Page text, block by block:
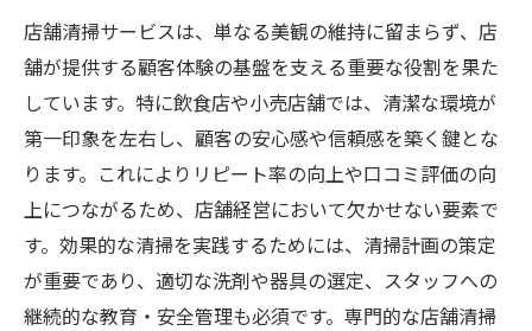
で顧客満足度アップ
店舗清掃サービスの最新トレンドとこれからの
展望
まとめ：効果的な店舗清掃サービスで持続可能
な衛生環境を実現する方法
店舗清掃サービスは、単なる美観の維持に留まらず、店
舗が提供する顧客体験の基盤を支える重要な役割を果た
しています。特に飲食店や小売店舗では、清潔な環境が
第一印象を左右し、顧客の安心感や信頼感を築く鍵とな
ります。これによりリピート率の向上や口コミ評価の向
上につながるため、店舗経営において欠かせない要素で
す。効果的な清掃を実践するためには、清掃計画の策定
が重要であり、適切な洗剤や器具の選定、スタッフへの
継続的な教育・安全管理も必須です。専門的な店舗清掃